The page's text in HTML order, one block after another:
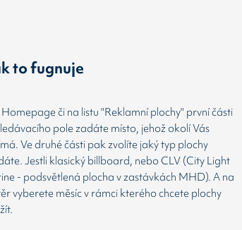
to fugnuje
či na listu "Reklamní plochy" první části
pole zadáte místo, jehož okolí Vás
Ve druhé části pak zvolíte jaký typ plochy
Jestli klasický billboard, nebo CLV (City Light
- podsvětlená plocha v zastávkách MHD). A na
vyberete měsíc v rámci kterého chcete plochy